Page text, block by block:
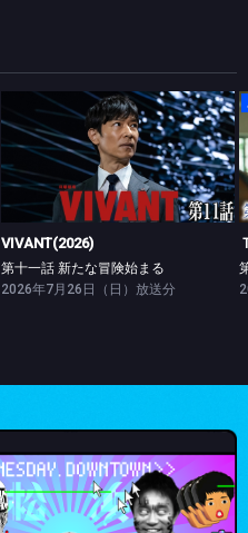
VIVANT(2026)
第十一話 新たな冒険始まる
VIVANT(2026)
第十一話 新たな冒険始まる
2026年7月26日（日）放送分